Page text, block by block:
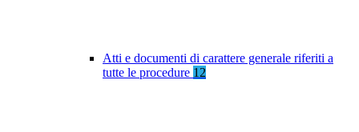
Atti e documenti di carattere generale riferiti a
tutte le procedure 12